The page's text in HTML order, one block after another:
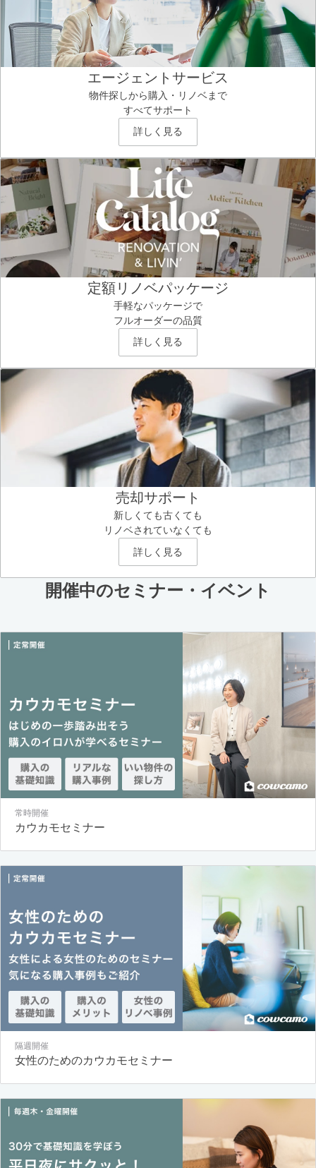
エージェントサービス
物件探しから購入・リノベまで
すべてサポート
詳しく見る
定額リノベパッケージ
手軽なパッケージで
フルオーダーの品質
詳しく見る
売却サポート
新しくても古くても
リノベされていなくても
詳しく見る
開催中のセミナー・イベント
常時開催
カウカモセミナー
隔週開催
女性のためのカウカモセミナー